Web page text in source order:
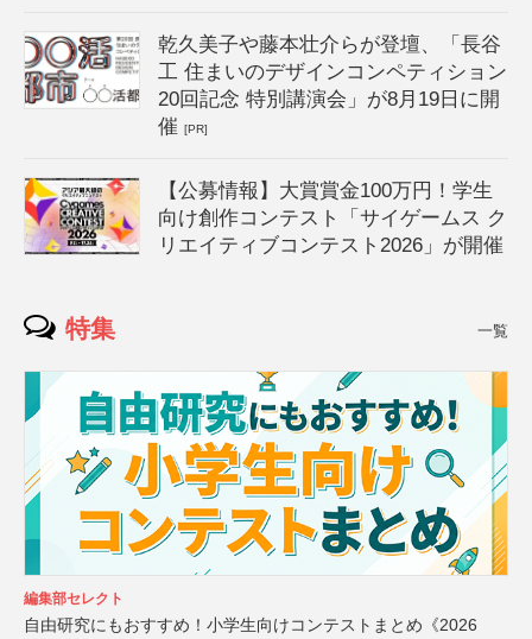
乾久美子や藤本壮介らが登壇、「長谷
工 住まいのデザインコンペティション
20回記念 特別講演会」が8月19日に開
催[PR]
【公募情報】大賞賞金100万円！学生
向け創作コンテスト「サイゲームス ク
リエイティブコンテスト2026」が開催
特集 一覧
編集部セレクト
自由研究にもおすすめ！小学生向けコンテストまとめ《2026